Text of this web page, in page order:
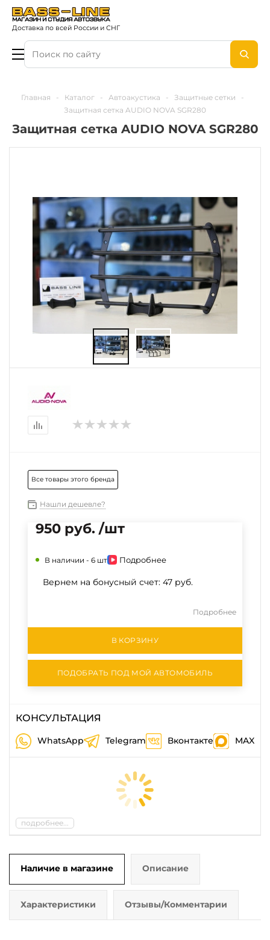
Доставка по всей России и СНГ
Главная - Каталог - Автоакустика - Защитные сетки
-
Защитная сетка AUDIO NOVA SGR280
Защитная сетка AUDIO NOVA SGR280
Все товары этого бренда
Нашли дешевле?
950 руб. /шт
В наличии - 6 шт Подробнее
Вернем на бонусный счет: 47 руб.
Подробнее
В КОРЗИНУ
ПОДОБРАТЬ ПОД МОЙ АВТОМОБИЛЬ
КОНСУЛЬТАЦИЯ
WhatsApp Telegram Вконтакте MAX
подробнее...
Наличие в магазине Описание
Характеристики Отзывы/Комментарии